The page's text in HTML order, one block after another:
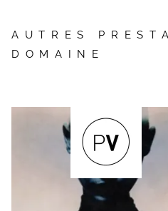
AUTRES
DOMAINE